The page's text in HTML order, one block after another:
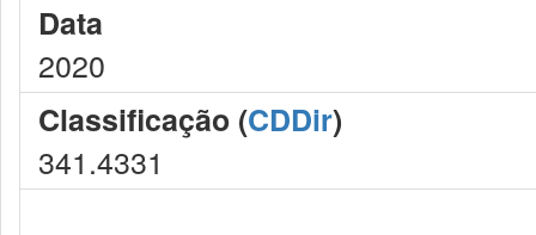
Data
2020
Classificação (CDDir)
341.4331